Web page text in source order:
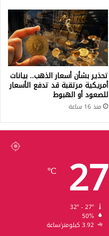
تحذير بشأن أسعار الذهب.. بيانات
أمريكية مرتقبة قد تدفع الأسعار
للصعود أو الهبوط
منذ 16 ساعة
27
℃
50%
3.92 كيلومتر/ساعة